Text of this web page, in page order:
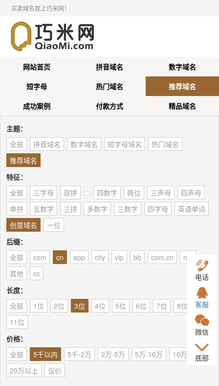
买卖域名就上巧米网！
网站首页 拼音域名
数字域名
短字母
热门域名
推荐域名
成功案例
付款方式 精品域名
主题：
全部
拼音域名 数字域名 短字母域名
热门域名
推荐域名
特征：
全部
三字母 双拼 四数字 两位 三声母
四声母
单拼
五数字 三拼 多数字 三数字 四字母
英语单词
创意域名
一位
后缀：
全部
com cn app city vip bb com.cn
net
其他
cc
长度：
全部
1位 2位 3位 4位 5位 6位 7位 8位
9位
11位
价格：
全部
5千以内 5千-2万 2万-5万 5万-10万
10万-20万
20万以上
议价
电话
客服
微信
底部